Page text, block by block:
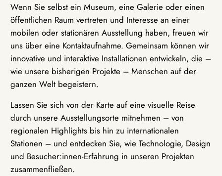
Wenn Sie selbst ein Museum, eine Galerie oder einen
öffentlichen Raum vertreten und Interesse an einer
mobilen oder stationären Ausstellung haben, freuen wir
uns über eine Kontaktaufnahme. Gemeinsam können wir
innovative und interaktive Installationen entwickeln, die –
wie unsere bisherigen Projekte – Menschen auf der
ganzen Welt begeistern.
Lassen Sie sich von der Karte auf eine visuelle Reise
durch unsere Ausstellungsorte mitnehmen – von
regionalen Highlights bis hin zu internationalen
Stationen – und entdecken Sie, wie Technologie, Design
und Besucher:innen-Erfahrung in unseren Projekten
zusammenfließen.